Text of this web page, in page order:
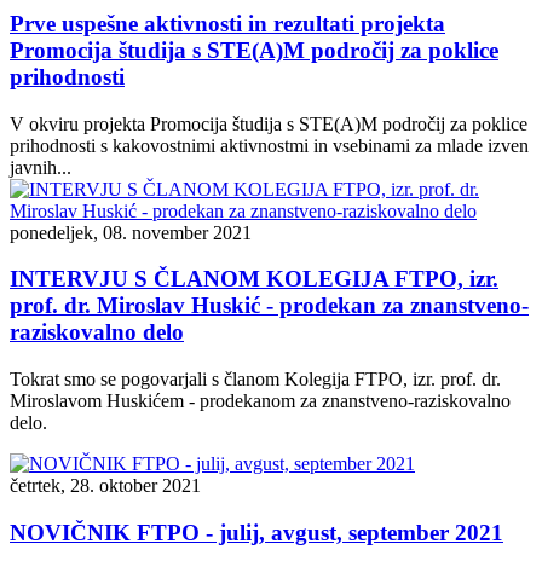
Prve uspešne aktivnosti in rezultati projekta
Promocija študija s STE(A)M področij za poklice
prihodnosti
V okviru projekta Promocija študija s STE(A)M področij za poklice
prihodnosti s kakovostnimi aktivnostmi in vsebinami za mlade izven
javnih...
ponedeljek, 08. november 2021
INTERVJU S ČLANOM KOLEGIJA FTPO, izr.
prof. dr. Miroslav Huskić - prodekan za znanstveno-
raziskovalno delo
Tokrat smo se pogovarjali s članom Kolegija FTPO, izr. prof. dr.
Miroslavom Huskićem - prodekanom za znanstveno-raziskovalno
delo.
četrtek, 28. oktober 2021
NOVIČNIK FTPO - julij, avgust, september 2021